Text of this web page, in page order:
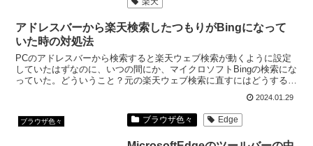
アドレスバーから楽天検索したつもりがBingになって
いた時の対処法
PCのアドレスバーから検索すると楽天ウェブ検索が動くように設定
していたはずなのに、いつの間にか、マイクロソフトBingの検索にな
っていた。どういうこと？元の楽天ウェブ検索に直すにはどうする？
2024.01.29
ブラウザ色々 ブラウザ色々 Edge